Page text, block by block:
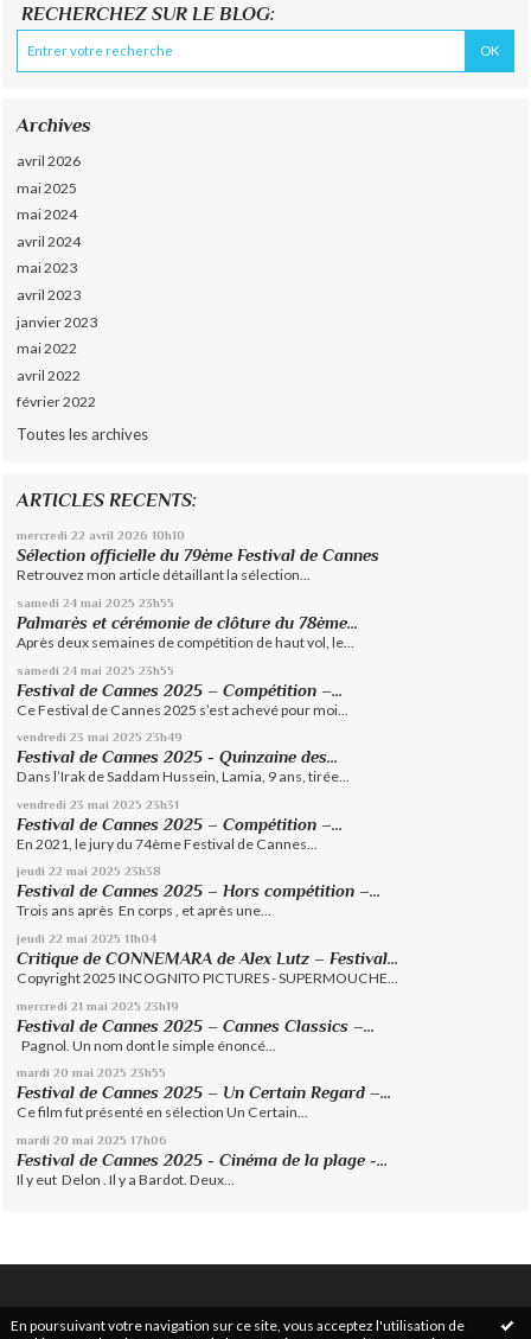
En poursuivant votre navigation sur ce site, vous acceptez l'utilisation de
RECHERCHEZ SUR LE BLOG:
Archives
avril 2026
mai 2025
mai 2024
avril 2024
mai 2023
avril 2023
janvier 2023
mai 2022
avril 2022
février 2022
Toutes les archives
ARTICLES RECENTS:
mercredi 22 avril 2026 10h10
Sélection officielle du 79ème Festival de Cannes
Retrouvez mon article détaillant la sélection...
samedi 24 mai 2025 23h55
Palmarès et cérémonie de clôture du 78ème...
Après deux semaines de compétition de haut vol, le...
samedi 24 mai 2025 23h55
Festival de Cannes 2025 – Compétition –...
Ce Festival de Cannes 2025 s’est achevé pour moi...
vendredi 23 mai 2025 23h49
Festival de Cannes 2025 - Quinzaine des...
Dans l’Irak de Saddam Hussein, Lamia, 9 ans, tirée...
vendredi 23 mai 2025 23h31
Festival de Cannes 2025 – Compétition –...
En 2021, le jury du 74ème Festival de Cannes...
jeudi 22 mai 2025 23h38
Festival de Cannes 2025 – Hors compétition –...
Trois ans après En corps , et après une...
jeudi 22 mai 2025 11h04
Critique de CONNEMARA de Alex Lutz – Festival...
Copyright 2025 INCOGNITO PICTURES - SUPERMOUCHE...
mercredi 21 mai 2025 23h19
Festival de Cannes 2025 – Cannes Classics –...
Pagnol. Un nom dont le simple énoncé...
mardi 20 mai 2025 23h55
Festival de Cannes 2025 – Un Certain Regard –...
Ce film fut présenté en sélection Un Certain...
mardi 20 mai 2025 17h06
Festival de Cannes 2025 - Cinéma de la plage -...
Il y eut Delon . Il y a Bardot. Deux...